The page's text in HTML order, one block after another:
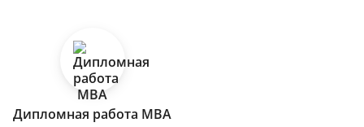
Дипломная работа МВА